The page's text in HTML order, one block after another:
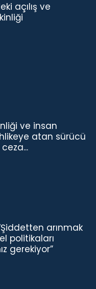
açılış ve
ve insan
atan sürücü
arınmak
politikaları
gerekiyor”